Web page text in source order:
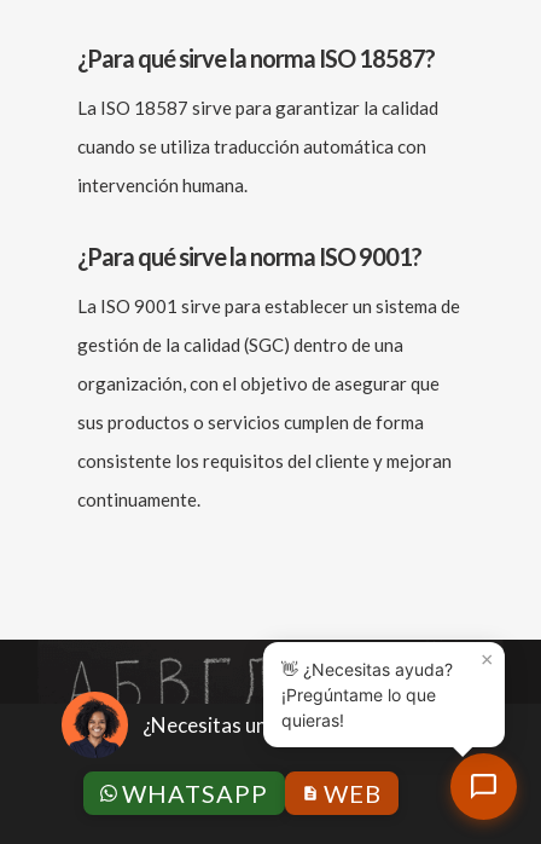
¿Para qué sirve la norma ISO 18587?
La ISO 18587 sirve para garantizar la calidad
cuando se utiliza traducción automática con
intervención humana.
¿Para qué sirve la norma ISO 9001?
La ISO 9001 sirve para establecer un sistema de
gestión de la calidad (SGC) dentro de una
organización, con el objetivo de asegurar que
sus productos o servicios cumplen de forma
consistente los requisitos del cliente y mejoran
continuamente.
Curiosidades del ruso. ¿Qué sabes sobre esta
lengua imperial?
×
👋 ¿Necesitas ayuda?
¡Pregúntame lo que
quieras!
¿Necesitas un presupuesto?
WHATSAPP WEB